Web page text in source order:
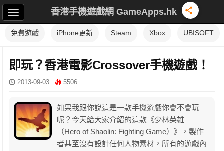
香港手機遊戲網 GameApps.hk
免費遊戲 iPhone更新 Steam Xbox UBISOFT
即玩？香港電影Crossover手機遊戲！
2013-09-03 5506
如果我跟你說這是一款手機遊戲你會不會玩
呢？今天給大家介紹的這款《少林英雄
（Hero of Shaolin: Fighting Game）》，製作
者甚至沒有設計任何人物素材，所有的遊戲內